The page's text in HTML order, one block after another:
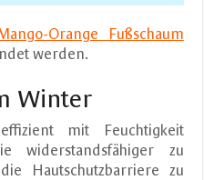
Orange Fußschaum
werden.
Winter
mit Feuchtigkeit
widerstandsfähiger zu
Hautschutzbarriere zu